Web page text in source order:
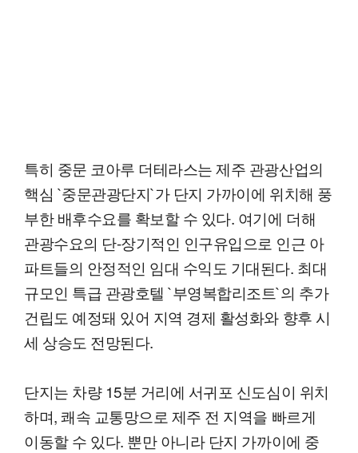
특히 중문 코아루 더테라스는 제주 관광산업의
핵심 `중문관광단지`가 단지 가까이에 위치해 풍
부한 배후수요를 확보할 수 있다. 여기에 더해
관광수요의 단-장기적인 인구유입으로 인근 아
파트들의 안정적인 임대 수익도 기대된다. 최대
규모인 특급 관광호텔 `부영복합리조트`의 추가
건립도 예정돼 있어 지역 경제 활성화와 향후 시
세 상승도 전망된다.
단지는 차량 15분 거리에 서귀포 신도심이 위치
하며, 쾌속 교통망으로 제주 전 지역을 빠르게
이동할 수 있다. 뿐만 아니라 단지 가까이에 중